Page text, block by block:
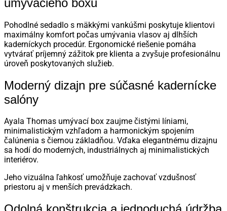
Pohodlné sedadlo s mäkkými vankúšmi poskytuje klientovi
maximálny komfort počas umývania vlasov aj dlhších
kaderníckych procedúr. Ergonomické riešenie pomáha
vytvárať príjemný zážitok pre klienta a zvyšuje profesionálnu
úroveň poskytovaných služieb.
Moderný dizajn pre súčasné kadernícke
salóny
Ayala Thomas umývací box zaujme čistými líniami,
minimalistickým vzhľadom a harmonickým spojením
čalúnenia s čiernou základňou. Vďaka elegantnému dizajnu
sa hodí do moderných, industriálnych aj minimalistických
interiérov.
Jeho vizuálna ľahkosť umožňuje zachovať vzdušnosť
priestoru aj v menších prevádzkach.